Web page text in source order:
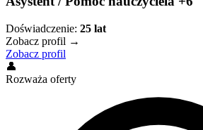
Doświadczenie: 25 lat
Zobacz profil →
Zobacz profil
👤
Rozważa oferty